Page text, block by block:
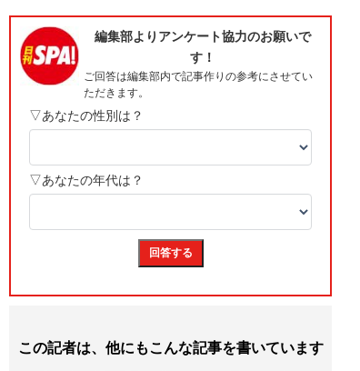
この記者は、他にもこんな記事を書いています